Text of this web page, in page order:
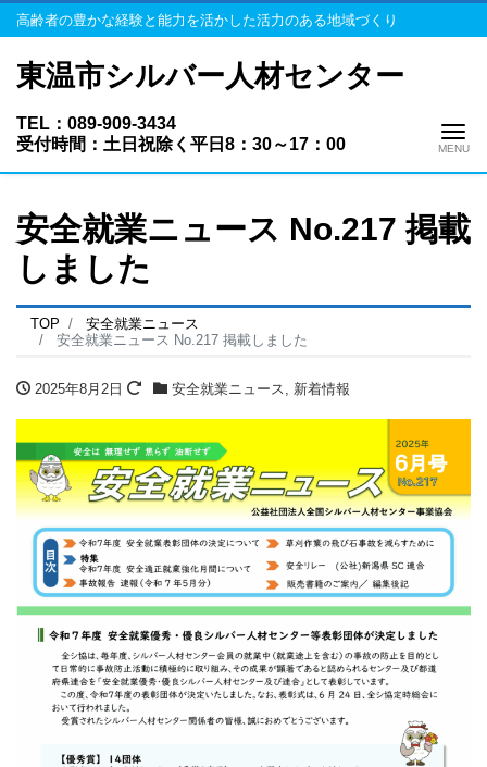
高齢者の豊かな経験と能力を活かした活力のある地域づくり
東温市シルバー人材センター
TEL：089-909-3434
受付時間：土日祝除く平日8：30～17：00
安全就業ニュース No.217 掲載
しました
TOP
安全就業ニュース
安全就業ニュース No.217 掲載しました
2025年8月2日 安全就業ニュース, 新着情報